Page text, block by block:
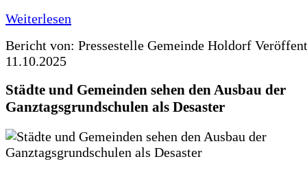
Weiterlesen
Bericht von: Pressestelle Gemeinde Holdorf
11.10.2025
Städte und Gemeinden sehen den Ausbau der
Ganztagsgrundschulen als Desaster